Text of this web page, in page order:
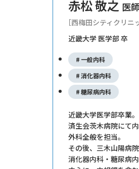
赤松 敬之 医師
西梅田シティクリニ
近畿大学 医学部 卒
一般内科
消化器内科
糖尿病内科
近畿大学医学部卒業。
済生会茨木病院にて内
外科全般を担当。
その後、三木山陽病
消化器内科・糖尿病